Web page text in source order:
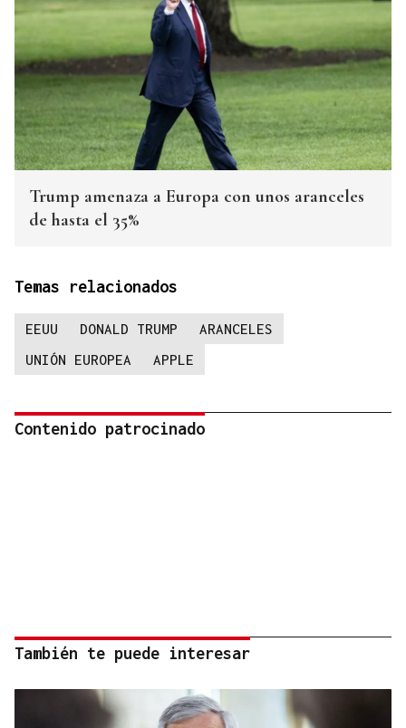
Trump amenaza a Europa con unos aranceles
de hasta el 35%
Temas relacionados
EEUU DONALD TRUMP
ARANCELES
UNIÓN EUROPEA
APPLE
Contenido patrocinado
También te puede interesar